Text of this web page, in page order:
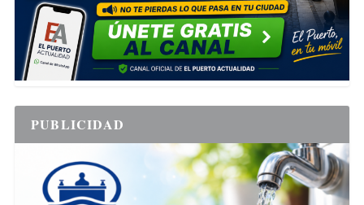
PUBLICIDAD